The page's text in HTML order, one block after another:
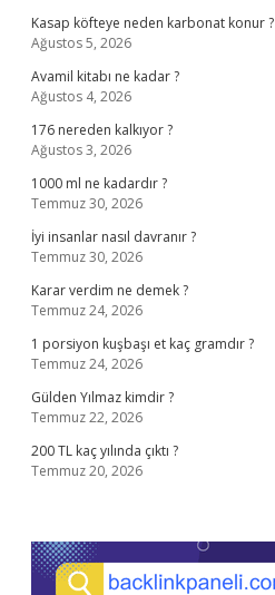
Kasap köfteye neden karbonat konur ?
Ağustos 5, 2026
Avamil kitabı ne kadar ?
Ağustos 4, 2026
176 nereden kalkıyor ?
Ağustos 3, 2026
1000 ml ne kadardır ?
Temmuz 30, 2026
İyi insanlar nasıl davranır ?
Temmuz 30, 2026
Karar verdim ne demek ?
Temmuz 24, 2026
1 porsiyon kuşbaşı et kaç gramdır ?
Temmuz 24, 2026
Gülden Yılmaz kimdir ?
Temmuz 22, 2026
200 TL kaç yılında çıktı ?
Temmuz 20, 2026